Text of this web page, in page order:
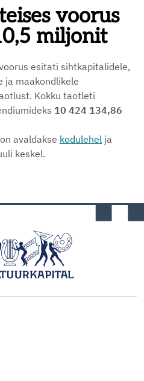
voorus
miljonit
esitati sihtkapitalidele,
ja maakondlikele
Kokku taotleti
10 424 134,86
avaldakse kodulehel ja
keskel.